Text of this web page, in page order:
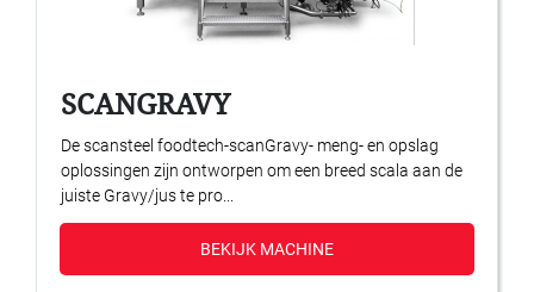
SCANGRAVY
De scansteel foodtech-scanGravy- meng- en opslag
oplossingen zijn ontworpen om een breed scala aan de
juiste Gravy/jus te pro...
BEKIJK MACHINE